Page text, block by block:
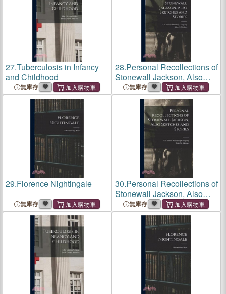
27.Tuberculosis in Infancy
and Childhood
無庫存
28.Personal Recollections of
Stonewall Jackson, Also
Sketches and Stories
無庫存
29.Florence Nightingale
無庫存
30.Personal Recollections of
Stonewall Jackson, Also
Sketches and Stories
無庫存